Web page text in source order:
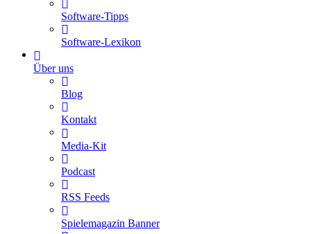
Software-Tipps
Software-Lexikon
Über uns
Blog
Kontakt
Media-Kit
Podcast
RSS Feeds
Spielemagazin Banner